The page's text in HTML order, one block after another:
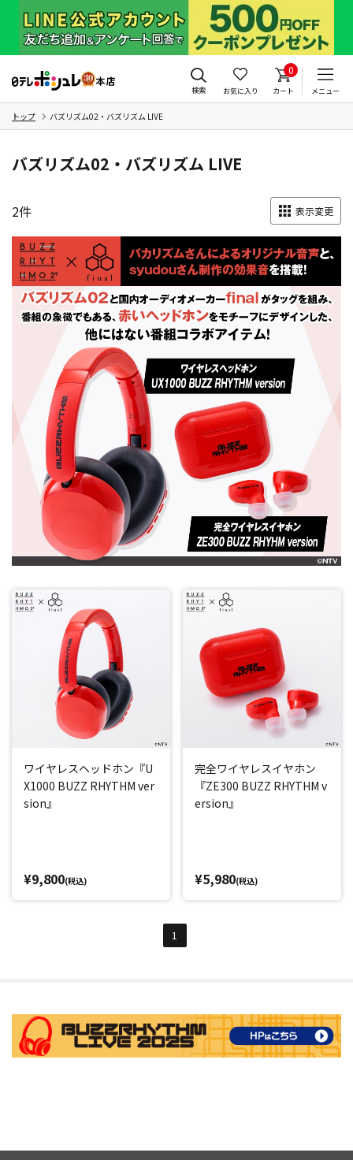
検索 お気に入り
0
カート メニュー
トップ バズリズム02・バズリズム LIVE
バズリズム02・バズリズム LIVE
2件 表示変更
ワイヤレスヘッドホン『U
X1000 BUZZ RHYTHM ver
sion』
¥9,800(税込)
完全ワイヤレスイヤホン
『ZE300 BUZZ RHYTHM v
ersion』
¥5,980(税込)
1